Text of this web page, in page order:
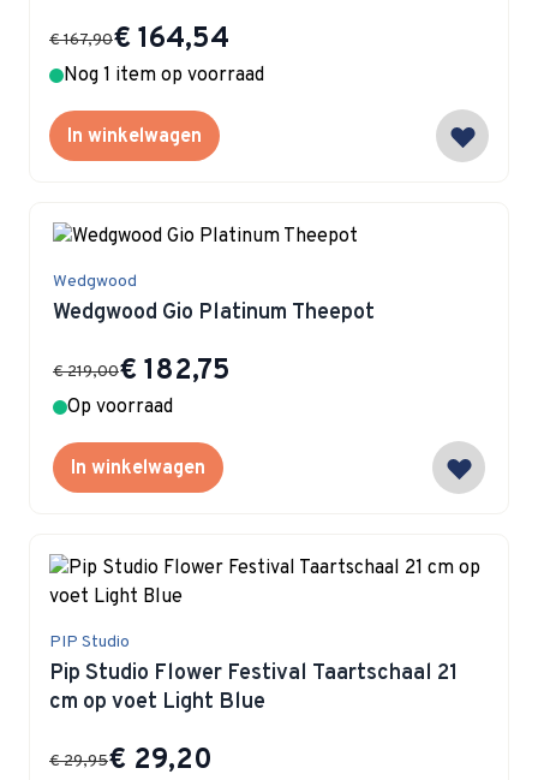
Special Price
€ 164,54
€ 167,90
Nog 1 item op voorraad
In winkelwagen
Wedgwood
Wedgwood Gio Platinum Theepot
Special Price
€ 182,75
€ 219,00
Op voorraad
In winkelwagen
PIP Studio
Pip Studio Flower Festival Taartschaal 21
cm op voet Light Blue
Special Price
€ 29,20
€ 29,95